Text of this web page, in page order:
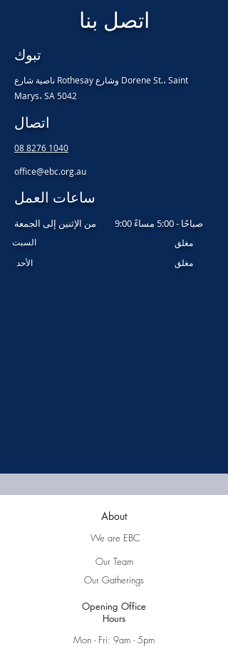
اتصل بنا
تبوك
ناصية شارع Rothesay وشارع Dorene St.، Saint
Marys، SA 5042
اتصال
08 8276 1040
office@ebc.org.au
ساعات العمل
من الإثنين إلى الجمعة 9:00 صباحًا - 5:00 مساءً
السبت
مغلق
​ الأحد
مغلق
About
We are EBC
Our Team
Our Gatherings
Opening Office
Hours
Mon - Fri: 9am - 5pm